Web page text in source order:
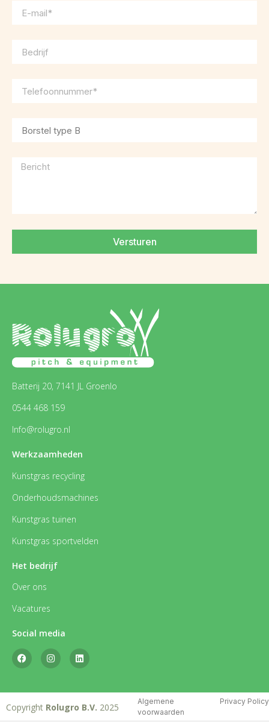
Versturen
Batterij 20, 7141 JL Groenlo
0544 468 159
Info@rolugro.nl
Werkzaamheden
Kunstgras recycling
Onderhoudsmachines
Kunstgras tuinen
Kunstgras sportvelden
Het bedrijf
Over ons
Vacatures
Social media
Copyright Rolugro B.V. 2025
Algemene
voorwaarden
Privacy Policy